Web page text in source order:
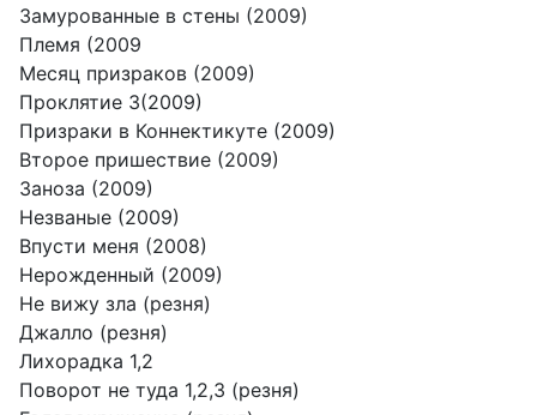
Замурованные в стены (2009)
Племя (2009
Месяц призраков (2009)
Проклятие 3(2009)
Призраки в Коннектикуте (2009)
Второе пришествие (2009)
Заноза (2009)
Незваные (2009)
Впусти меня (2008)
Нерожденный (2009)
Не вижу зла (резня)
Джалло (резня)
Лихорадка 1,2
Поворот не туда 1,2,3 (резня)